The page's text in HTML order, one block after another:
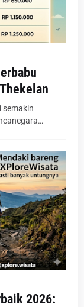
semakin
2026: